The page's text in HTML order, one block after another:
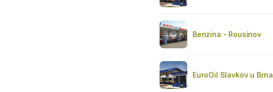
Benzina - Rousínov
EuroOil Slavkov u Brna